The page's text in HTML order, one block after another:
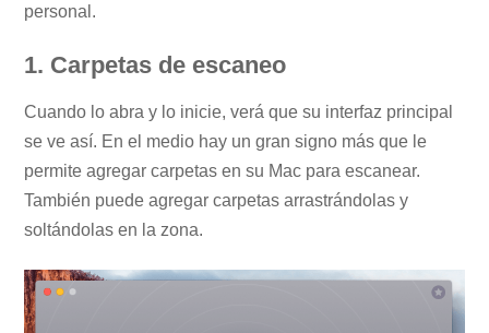
personal.
1. Carpetas de escaneo
Cuando lo abra y lo inicie, verá que su interfaz principal
se ve así. En el medio hay un gran signo más que le
permite agregar carpetas en su Mac para escanear.
También puede agregar carpetas arrastrándolas y
soltándolas en la zona.